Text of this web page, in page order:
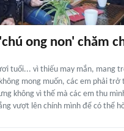
ong non' chăm
tuổi... vì thiếu may mắn, mang
mong muốn, các em phải
không vì thế mà các em thu
vượt lên chính mình để có thể